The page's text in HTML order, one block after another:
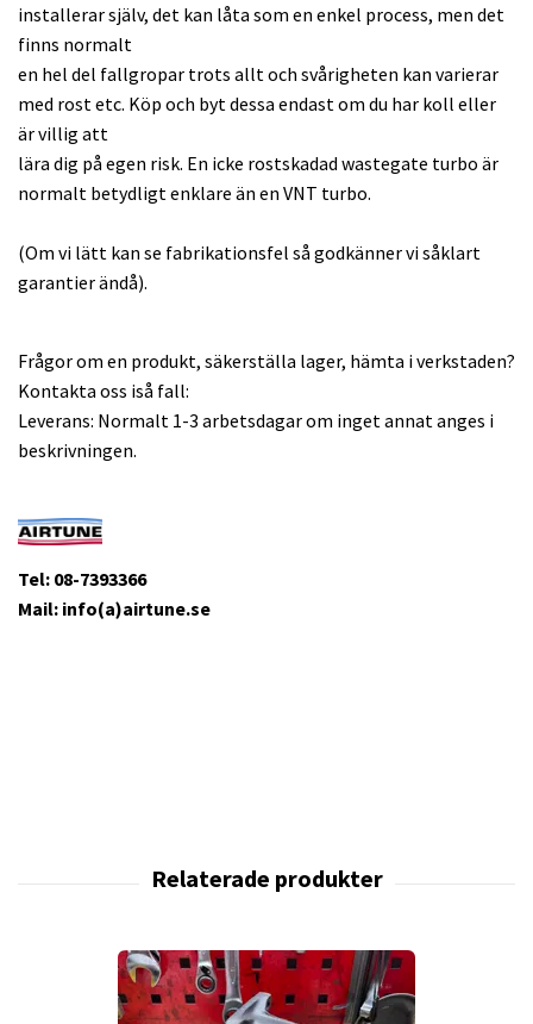
installerar själv, det kan låta som en enkel process, men det
finns normalt
en hel del fallgropar trots allt och svårigheten kan varierar
med rost etc. Köp och byt dessa endast om du har koll eller
är villig att
lära dig på egen risk. En icke rostskadad wastegate turbo är
normalt betydligt enklare än en VNT turbo.
(Om vi lätt kan se fabrikationsfel så godkänner vi såklart
garantier ändå).
Frågor om en produkt, säkerställa lager, hämta i verkstaden?
Kontakta oss iså fall:
Leverans: Normalt 1-3 arbetsdagar om inget annat anges i
beskrivningen.
Tel: 08-7393366
Mail: info(a)airtune.se